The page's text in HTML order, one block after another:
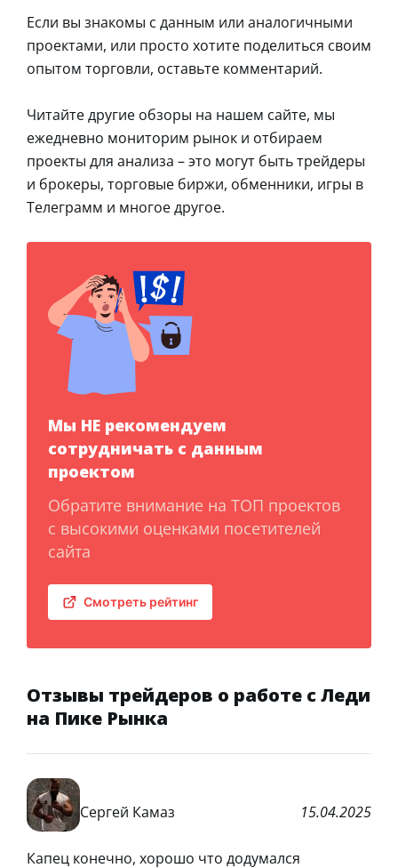
Если вы знакомы с данным или аналогичными
проектами, или просто хотите поделиться своим
опытом торговли, оставьте комментарий.
Читайте другие обзоры на нашем сайте, мы
ежедневно мониторим рынок и отбираем
проекты для анализа – это могут быть трейдеры
и брокеры, торговые биржи, обменники, игры в
Телеграмм и многое другое.
Мы НЕ рекомендуем
сотрудничать с данным
проектом
Обратите внимание на ТОП проектов
с высокими оценками посетителей
сайта
Смотреть рейтинг
Отзывы трейдеров о работе с Леди
на Пике Рынка
Сергей Камаз 15.04.2025
Капец конечно, хорошо что додумался